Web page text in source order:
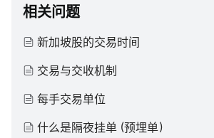
相关问题
新加坡股的交易时间
交易与交收机制
每手交易单位
什么是隔夜挂单 (预埋单）